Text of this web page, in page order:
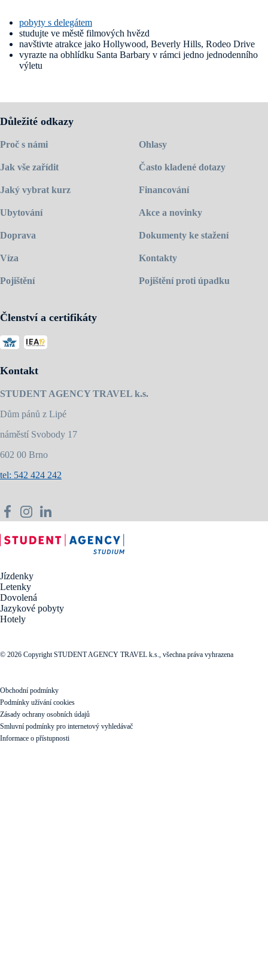
pobyty s delegátem
studujte ve městě filmových hvězd
navštivte atrakce jako Hollywood, Beverly Hills, Rodeo Drive
vyrazte na obhlídku Santa Barbary v rámci jedno jednodenního
výletu
ZUMA Education pořádá letní jazykové kurzy v areálu Pepperdine
hor Santa Monica a z celého areálu je jedinečný výhled na Tichý
hřišť po venkovní bazén a plážový volejbal. V rámci pobytu je 15
se budou dále se studenty účastnit i odpoledních aktivit.
Důležité odkazy
Proč s námi
Jak vše zařídit
Jaký vybrat kurz
Ubytování
Doprava
Víza
Pojištění
Ohlasy
Často kladené dotazy
Financování
Akce a novinky
Dokumenty ke stažení
Kontakty
Pojištění proti úpadku
Členství a certifikáty
Kontakt
STUDENT AGENCY TRAVEL k.s.
Dům pánů z Lipé
náměstí Svobody 17
602 00 Brno
tel: 542 424 242
Jízdenky
Letenky
Dovolená
Jazykové pobyty
Hotely
© 2026 Copyright STUDENT AGENCY TRAVEL k.s., všechna práva vyhrazena
Obchodní podmínky
Podmínky užívání cookies
Zásady ochrany osobních údajů
Smluvní podmínky pro internetový vyhledávač
Informace o přístupnosti